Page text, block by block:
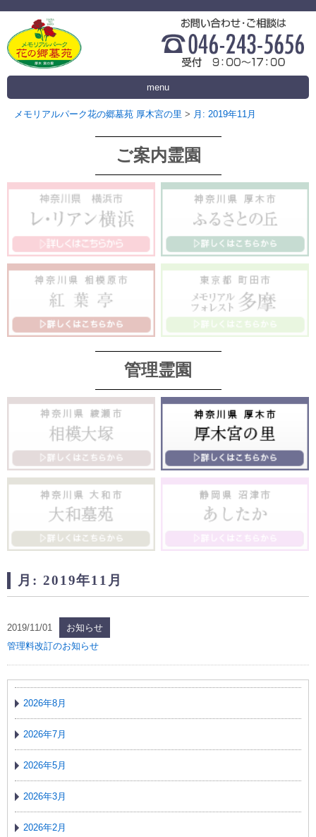
menu
メモリアルパーク花の郷墓苑 厚木宮の里 > 月: 2019年11月
ご案内霊園
管理霊園
月: 2019年11月
2019/11/01
お知らせ
管理料改訂のお知らせ
2026年8月
2026年7月
2026年5月
2026年3月
2026年2月